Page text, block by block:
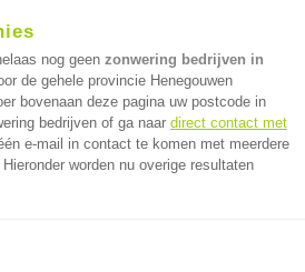
nog geen zonwering bedrijven in
de gehele provincie Henegouwen
bovenaan deze pagina uw postcode in
bedrijven of ga naar direct contact met
e-mail in contact te komen met meerdere
worden nu overige resultaten